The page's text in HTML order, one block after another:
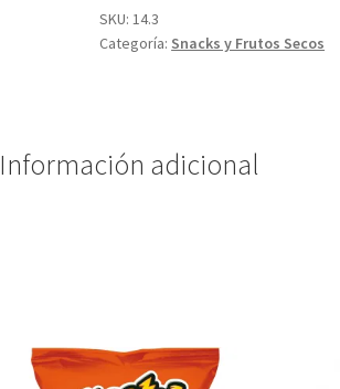
SKU:14.3
Categoría: Snacks y Frutos Secos
Información adicional